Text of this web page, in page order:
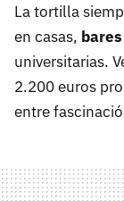
La tortilla
en casas,
universitarias.
2.200 euros
entre